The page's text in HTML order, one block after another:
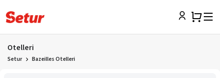
Otelleri
Setur Bazeilles Otelleri